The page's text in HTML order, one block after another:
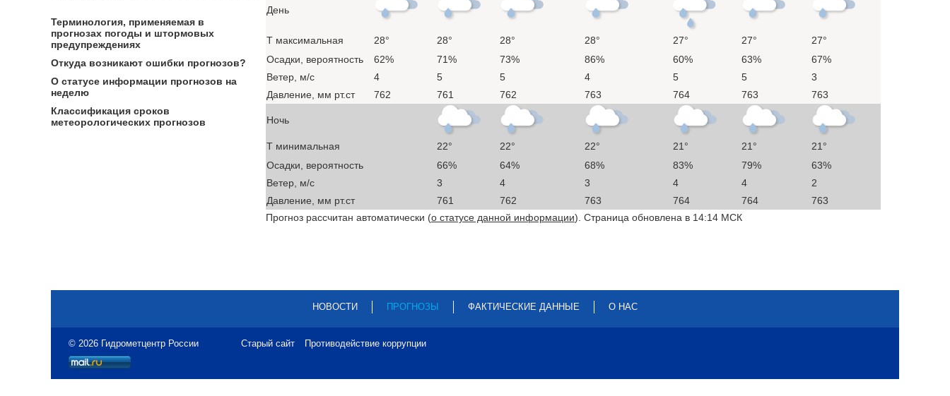
День
T максимальная 28° 28° 28° 28° 27° 27°
27°
Осадки, вероятность
62% 71% 73% 86% 60% 63%
67%
Ветер, м/с
4 5 5 4 5 5
3
Давление, мм рт.ст
762 761 762 763 764 763 763
Ночь
T минимальная 22° 22° 22° 21° 21°
21°
Осадки, вероятность
66% 64% 68% 83% 79%
63%
Ветер, м/с
3 4 3 4 4
2
Давление, мм рт.ст
761 762 763 764 764
763
Прогноз рассчитан автоматически (о статусе данной информации). Страница обновлена в 14:14 МСК
Терминология, применяемая в
прогнозах погоды и штормовых
предупреждениях
Откуда возникают ошибки прогнозов?
О статусе информации прогнозов на
неделю
Классификация сроков
метеорологических прогнозов
НОВОСТИ ПРОГНОЗЫ ФАКТИЧЕСКИЕ ДАННЫЕ О НАС
© 2026 Гидрометцентр России Старый сайт Противодействие коррупции